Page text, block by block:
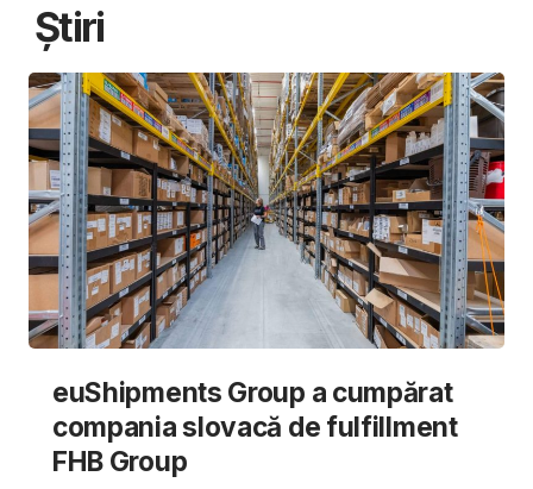
Știri
euShipments Group a cumpărat
compania slovacă de fulfillment
FHB Group